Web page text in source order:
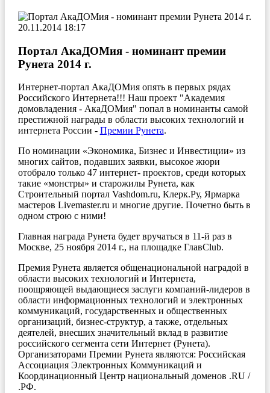
20.11.2014 18:17
Портал АкаДОМия - номинант премии
Рунета 2014 г.
Интернет-портал АкаДОМия опять в первых рядах
Российского Интернета!!! Наш проект "Академия
домовладения - АкаДОМия" попал в номинанты самой
престижной награды в области высоких технологий и
интернета России - Премии Рунета.
По номинации «Экономика, Бизнес и Инвестиции» из
многих сайтов, подавших заявки, высокое жюри
отобрало только 47 интернет- проектов, среди которых
такие «монстры» и старожилы Рунета, как
Строительный портал Vashdom.ru, Клерк.Ру, Ярмарка
мастеров Livemaster.ru и многие другие. Почетно быть в
одном строю с ними!
Главная награда Рунета будет вручаться в 11-й раз в
Москве, 25 ноября 2014 г., на площадке ГлавClub.
Премия Рунета является общенациональной наградой в
области высоких технологий и Интернета,
поощряющей выдающиеся заслуги компаний-лидеров в
области информационных технологий и электронных
коммуникаций, государственных и общественных
организаций, бизнес-структур, а также, отдельных
деятелей, внесших значительный вклад в развитие
российского сегмента сети Интернет (Рунета).
Организаторами Премии Рунета являются: Российская
Ассоциация Электронных Коммуникаций и
Координационный Центр национальный доменов .RU /
.РФ.